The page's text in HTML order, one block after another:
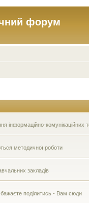
форум
комунікаційних
методичної роботи
закладів
бажаєте поділитись - Вам сюди